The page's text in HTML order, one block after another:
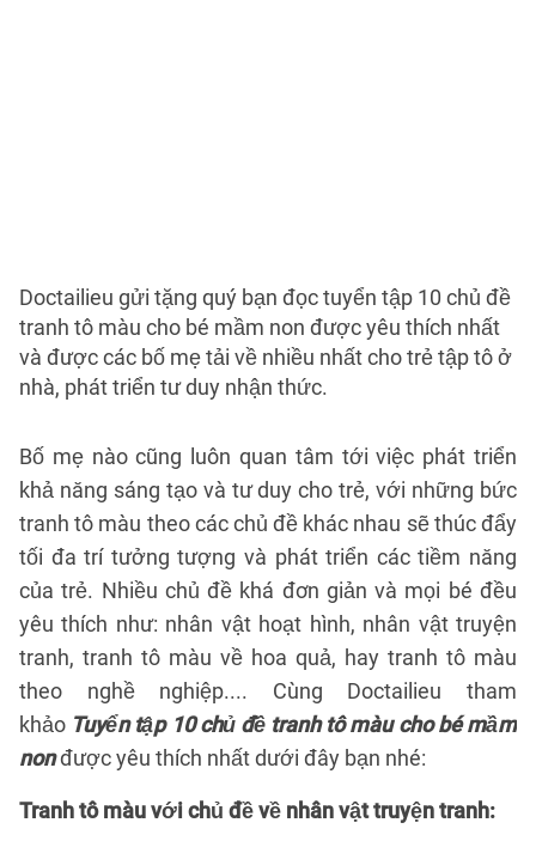
Doctailieu gửi tặng quý bạn đọc tuyển tập 10 chủ đề
tranh tô màu cho bé mầm non được yêu thích nhất
và được các bố mẹ tải về nhiều nhất cho trẻ tập tô ở
nhà, phát triển tư duy nhận thức.
Bố mẹ nào cũng luôn quan tâm tới việc phát triển
khả năng sáng tạo và tư duy cho trẻ, với những bức
tranh tô màu theo các chủ đề khác nhau sẽ thúc đẩy
tối đa trí tưởng tượng và phát triển các tiềm năng
của trẻ. Nhiều chủ đề khá đơn giản và mọi bé đều
yêu thích như: nhân vật hoạt hình, nhân vật truyện
tranh, tranh tô màu về hoa quả, hay tranh tô màu
theo nghề nghiệp.... Cùng Doctailieu tham
khảo Tuyển tập 10 chủ đề tranh tô màu cho bé mầm
nonđược yêu thích nhất dưới đây bạn nhé:
Tranh tô màu với chủ đề về nhân vật truyện tranh: